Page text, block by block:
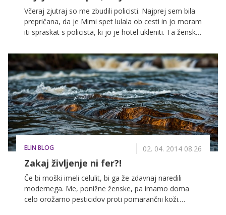
Včeraj zjutraj so me zbudili policisti. Najprej sem bila
prepričana, da je Mimi spet lulala ob cesti in jo moram
iti spraskat s policista, ki jo je hotel ukleniti. Ta ženska
bila Mimi, bila je moja mama.
ELIN BLOG 02. 04. 2014 08.26
Zakaj življenje ni fer?!
Če bi moški imeli celulit, bi ga že zdavnaj naredili
modernega. Me, ponižne ženske, pa imamo doma
celo orožarno pesticidov proti pomarančni koži.